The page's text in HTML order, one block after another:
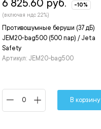
Противошумные беруши (37 дБ)
JEM20-bag500 (500 пар) / Jeta
Safety
Артикул: JEM20-bag500
6 825.60 руб.
-10%
(включая ндс 22%)
В корзину